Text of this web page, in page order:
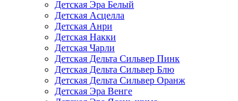
Детская Эра Белый
Детская Асцелла
Детская Анри
Детская Накки
Детская Чарли
Детская Дельта Сильвер Пинк
Детская Дельта Сильвер Блю
Детская Дельта Сильвер Оранж
Детская Эра Венге